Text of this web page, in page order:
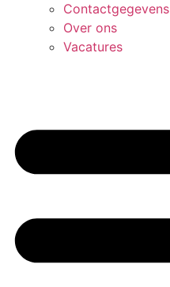
Contactgegevens
Over ons
Vacatures